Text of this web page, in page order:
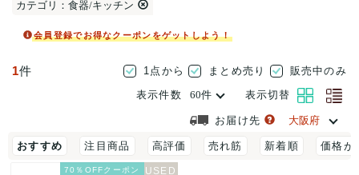
カテゴリ：食器/キッチン
会員登録でお得なクーポンをゲットしよう！
1件 1点から まとめ売り
販売中のみ
表示件数
表示切替
お届け先
おすすめ 注目商品 高評価 売れ筋 新着順 価格が
70％OFFクーポン